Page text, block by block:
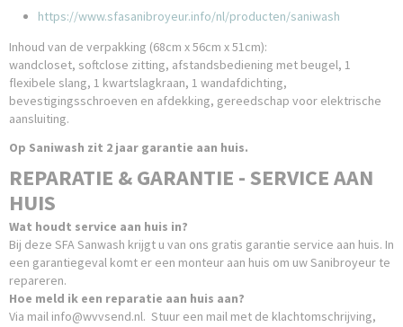
https://www.sfasanibroyeur.info/nl/producten/saniwash
Inhoud van de verpakking (68cm x 56cm x 51cm):
wandcloset, softclose zitting, afstandsbediening met beugel, 1
flexibele slang, 1 kwartslagkraan, 1 wandafdichting,
bevestigingsschroeven en afdekking, gereedschap voor elektrische
aansluiting.
Op Saniwash zit 2 jaar garantie aan huis.
REPARATIE & GARANTIE - SERVICE AAN
HUIS
Wat houdt service aan huis in?
Bij deze SFA Sanwash krijgt u van ons gratis garantie service aan huis. In
een garantiegeval komt er een monteur aan huis om uw Sanibroyeur te
repareren.
Hoe meld ik een reparatie aan huis aan?
Via mail info@wvvsend.nl. Stuur een mail met de klachtomschrijving,